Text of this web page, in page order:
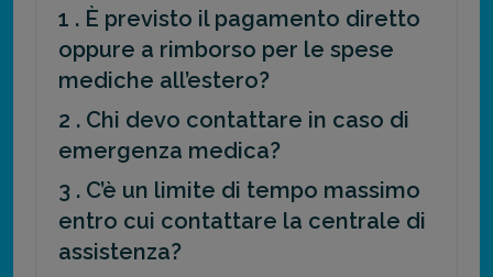
1 . È previsto il pagamento diretto
oppure a rimborso per le spese
mediche all’estero?
2 . Chi devo contattare in caso di
emergenza medica?
3 . C’è un limite di tempo massimo
entro cui contattare la centrale di
assistenza?